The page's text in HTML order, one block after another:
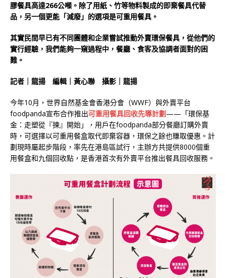
膠餐具高達266公噸。除了用紙、竹等物料製成的即棄餐具代替
品，另一個更能「減廢」的選項是可重用餐具。
其實民間早已有不同團體和企業嘗試推動外賣環保餐具，從他們的
實行經驗，我們能夠一窺過程中，餐廳、食客及協調者面對的困
難。
記者｜龍揚 編輯｜黃心聯 攝影｜龍揚
今年10月，世界自然基金會香港分會（WWF）與外賣平台
foodpanda宣布合作推出可重用餐具回收先導計劃 ——「環保基
金：走塑從『揀』開始」，用戶在foodpanda部分餐廳訂購外賣
時，可選擇以可重用餐盒取代即棄容器，環保之餘也賺取優惠。計
劃現時屬起步階段，率先在港島區試行，主辦方共提供8000個重
用餐盒和九個回收點，是香港首次有外賣平台推出餐具回收服務。